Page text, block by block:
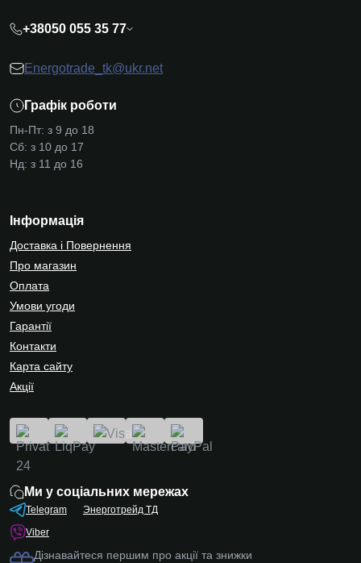
+38050 055 35 77
Energotrade_tk@ukr.net
Графік роботи
Пн-Пт: з 9 до 18
Сб: з 10 до 17
Нд: з 11 до 16
Інформація
Доставка і Повернення
Про магазин
Оплата
Умови угоди
Гарантії
Контакти
Карта сайту
Акції
Ми у соціальних мережах
Telegram
Viber
Энерготрейд ТД
Дізнавайтеся першим про акції та знижки